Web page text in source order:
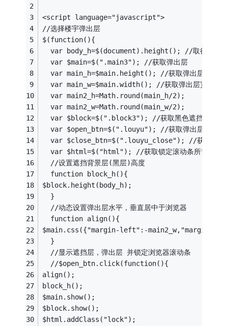
<script language="javascript">
//选择楼宇弹出层
$(function(){
var body_h=$(document).height(); //取得浏览器
  var $main=$(".main3"); //获取弹出层
  var main_h=$main.height(); //获取弹出层高度
  var main_w=$main.width(); //获取弹出层宽度
  var main2_h=Math.round(main_h/2);
  var main2_w=Math.round(main_w/2);
  var $block=$(".block3"); //获取黑色遮挡层
var $open_btn=$(".louyu"); //获取弹出层触发按
var $close_btn=$(".louyu_close"); //获取关闭
  var $html=$("html"); //获取锁定滚动条所需对象
  //设置遮挡背景层(黑层)高度
  function block_h(){
$block.height(body_h);
  }
  //动态设置弹出层水平，垂直居中于浏览器
  function align(){
$main.css({"margin-left":-main2_w,"margin-
  }
  //显示遮挡层，弹出层 并锁定浏览器滚动条
  //$open_btn.click(function(){
align();
block_h();
$main.show();
$block.show();
$html.addClass("lock");